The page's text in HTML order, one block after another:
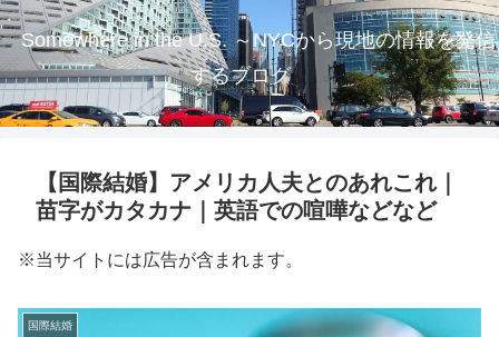
Somewhere in the U.S. ～NYCから現地の情報を発信
するブログ
【国際結婚】アメリカ人夫とのあれこれ｜
苗字がカタカナ｜英語での喧嘩などなど
※当サイトには広告が含まれます。
国際結婚